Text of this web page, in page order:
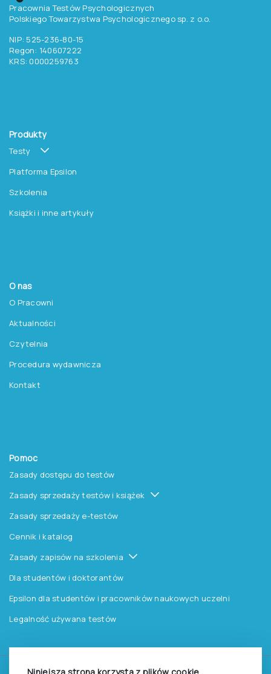
Pracownia Testów Psychologicznych
Polskiego Towarzystwa Psychologicznego sp. z o.o.
NIP: 525-236-80-15
Regon: 140607222
KRS: 0000259763
Produkty
Testy
Platforma Epsilon
Szkolenia
Książki i inne artykuły
O nas
O Pracowni
Aktualności
Czytelnia
Procedura wydawnicza
Kontakt
Pomoc
Zasady dostępu do testów
Zasady sprzedaży testów i książek
Zasady sprzedaży e-testów
Cennik i katalog
Zasady zapisów na szkolenia
Dla studentów i doktorantów
Epsilon dla studentów i pracowników naukowych uczelni
Legalność używana testów